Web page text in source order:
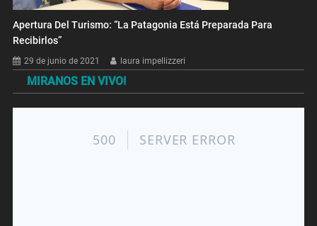
Apertura Del Turismo: “La Patagonia Está Preparada Para
Recibirlos”
29 de junio de 2021 laura impellizzeri
MIRANOS EN VIVO!